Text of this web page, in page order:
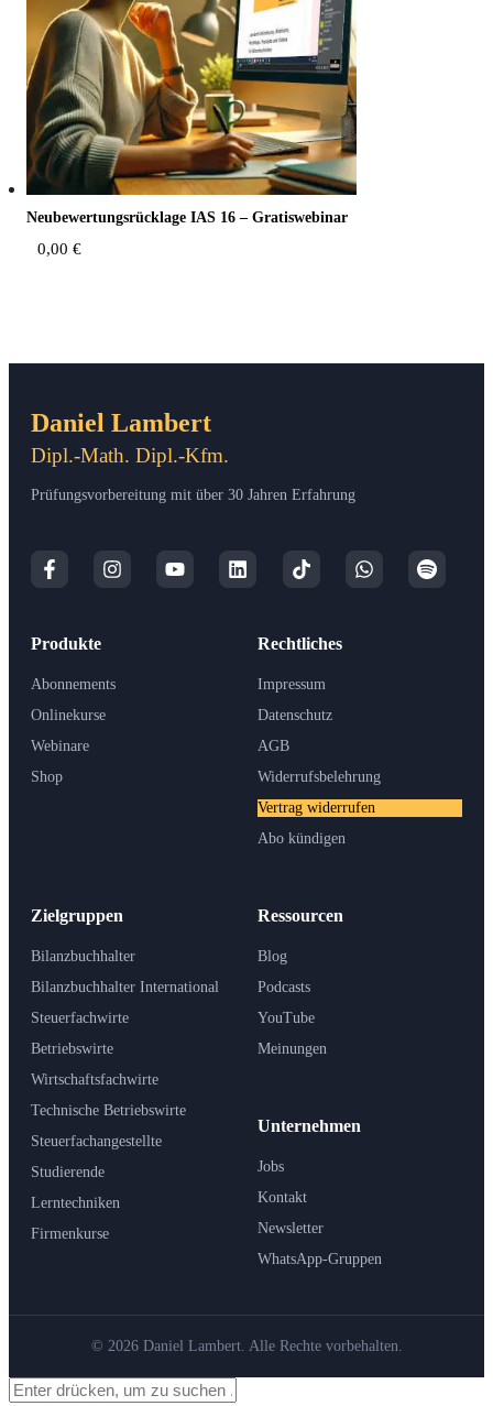
Neu­be­wer­tungs­rück­la­ge IAS 16 – Gratiswebinar
0,00 €
Daniel Lambert
Dipl.-Math. Dipl.-Kfm.
Prüfungsvorbereitung mit über 30 Jahren Erfahrung
Produkte
Abonnements
Onlinekurse
Webinare
Shop
Zielgruppen
Bilanzbuchhalter
Bilanzbuchhalter International
Steuerfachwirte
Betriebswirte
Wirtschaftsfachwirte
Technische Betriebswirte
Steuerfachangestellte
Studierende
Lerntechniken
Firmenkurse
Ressourcen
Blog
Podcasts
YouTube
Meinungen
Unternehmen
Jobs
Kontakt
Newsletter
WhatsApp-Gruppen
Rechtliches
Impressum
Datenschutz
AGB
Widerrufsbelehrung
Vertrag widerrufen
Abo kündigen
© 2026 Daniel Lambert. Alle Rechte vorbehalten.